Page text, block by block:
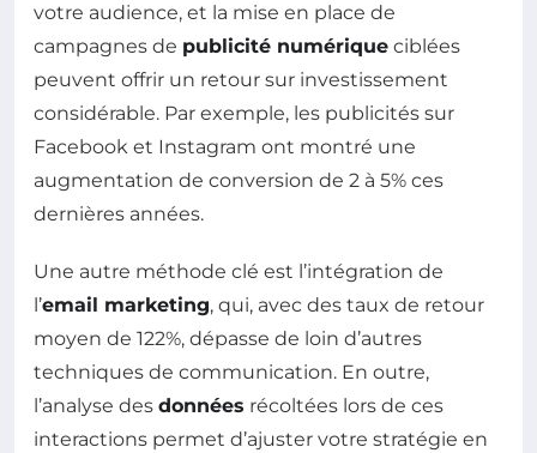
votre audience, et la mise en place de
campagnes de publicité numérique ciblées
peuvent offrir un retour sur investissement
considérable. Par exemple, les publicités sur
Facebook et Instagram ont montré une
augmentation de conversion de 2 à 5% ces
dernières années.
Une autre méthode clé est l’intégration de
l’email marketing, qui, avec des taux de retour
moyen de 122%, dépasse de loin d’autres
techniques de communication. En outre,
l’analyse des données récoltées lors de ces
interactions permet d’ajuster votre stratégie en